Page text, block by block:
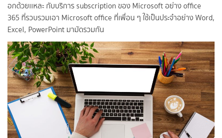
อกด้วยเเหละ กับบริการ subscription ของ Microsoft อย่าง office
365 ที่รวบรวมเอา Microsoft office ที่เพื่อน ๆ ใช้เป็นประจำอย่าง Word,
Excel, PowerPoint มามัดรวมกัน